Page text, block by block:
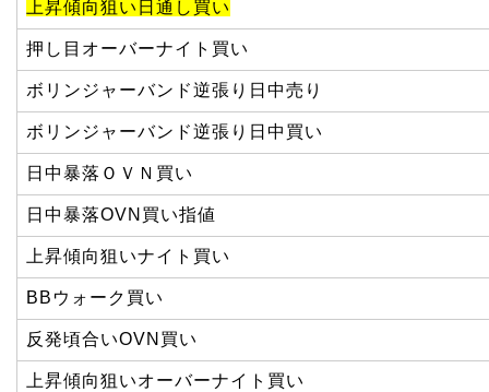
上昇傾向狙い日通し買い
押し目オーバーナイト買い
ボリンジャーバンド逆張り日中売り
ボリンジャーバンド逆張り日中買い
日中暴落ＯＶＮ買い
日中暴落OVN買い指値
上昇傾向狙いナイト買い
BBウォーク買い
反発頃合いOVN買い
上昇傾向狙いオーバーナイト買い